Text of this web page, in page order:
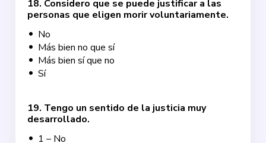
18. Considero que se puede justificar a las
personas que eligen morir voluntariamente.
No
Más bien no que sí
Más bien sí que no
Sí
19. Tengo un sentido de la justicia muy
desarrollado.
1 – No